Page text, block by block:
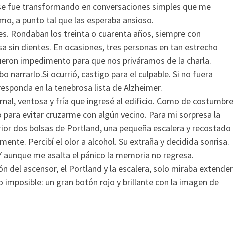
fue transformando en conversaciones simples que me
a punto tal que las esperaba ansioso.
Rondaban los treinta o cuarenta años, siempre con
sin dientes. En ocasiones, tres personas en tan estrecho
impedimento para que nos priváramos de la charla.
narrarlo.Si ocurrió, castigo para el culpable. Si no fuera
en la tenebrosa lista de Alzheimer.
ventosa y fría que ingresé al edificio. Como de costumbre
evitar cruzarme con algún vecino. Para mi sorpresa la
dos bolsas de Portland, una pequeña escalera y recostado
Percibí el olor a alcohol. Su extraña y decidida sonrisa.
aunque me asalta el pánico la memoria no regresa.
del ascensor, el Portland y la escalera, solo miraba extender
imposible: un gran botón rojo y brillante con la imagen de